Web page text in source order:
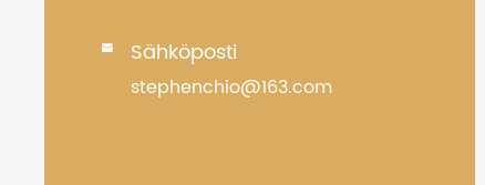
 Sähköposti
stephenchio@163.com